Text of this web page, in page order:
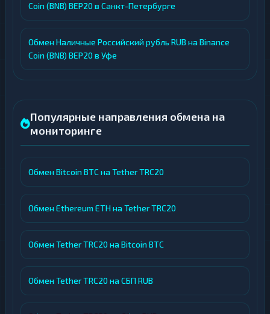
Coin (BNB) BEP20 в Санкт-Петербурге
Обмен Наличные Российский рубль RUB на Binance
Coin (BNB) BEP20 в Уфе
Популярные направления обмена на
мониторинге
Обмен Bitcoin BTC на Tether TRC20
Обмен Ethereum ETH на Tether TRC20
Обмен Tether TRC20 на Bitcoin BTC
Обмен Tether TRC20 на СБП RUB